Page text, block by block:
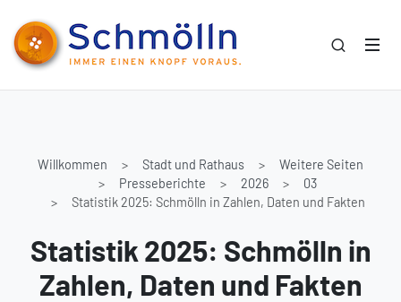
Willkommen Stadt und Rathaus
Weitere Seiten
Presseberichte
2026
03
Statistik 2025: Schmölln in Zahlen, Daten und Fakten
Statistik 2025: Schmölln in
Zahlen, Daten und Fakten